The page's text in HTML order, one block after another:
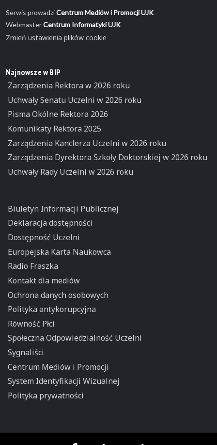
Serwis prowadziCentrum Mediów i Promocji UJK
WebmasterCentrum Informatyki UJK
Zmień ustawienia plików cookie
Najnowsze w BIP
Zarządzenia Rektora w 2026 roku
Uchwały Senatu Uczelni w 2026 roku
Pisma Okólne Rektora 2026
Komunikaty Rektora 2025
Zarządzenia Kanclerza Uczelni w 2026 roku
Zarządzenia Dyrektora Szkoły Doktorskiej w 2026 roku
Uchwały Rady Uczelni w 2026 roku
Biuletyn Informacji Publicznej
Deklaracja dostępności
Dostępność Uczelni
Europejska Karta Naukowca
Radio Fraszka
Kontakt dla mediów
Ochrona danych osobowych
Polityka antykorupcyjna
Równość Płci
Społeczna Odpowiedzialność Uczelni
Sygnaliści
Centrum Mediów i Promocji
System Identyfikacji Wizualnej
Polityka prywatności